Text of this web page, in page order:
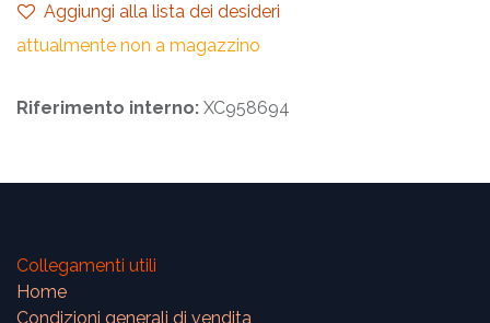
Aggiungi alla lista dei desideri
attualmente non a magazzino
Riferimento interno: XC958694
Collegamenti utili
Home
Condizioni generali di vendita